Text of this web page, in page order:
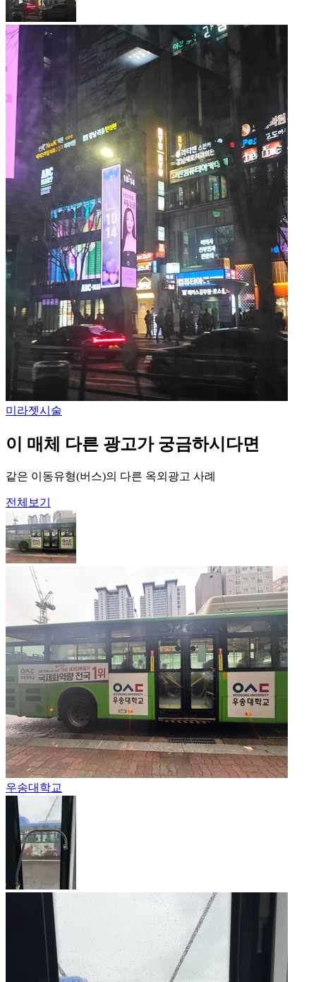
미라젯시술
이 매체 다른 광고가 궁금하시다면
같은 이동유형(버스)의 다른 옥외광고 사례
전체보기
우송대학교